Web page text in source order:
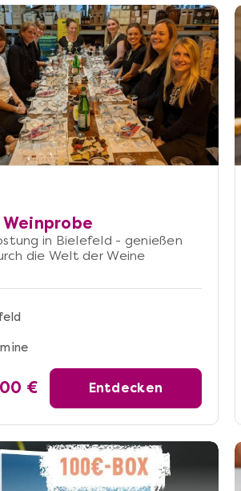
in Bielefeld - genießen
die Welt der Weine
€ Entdecken